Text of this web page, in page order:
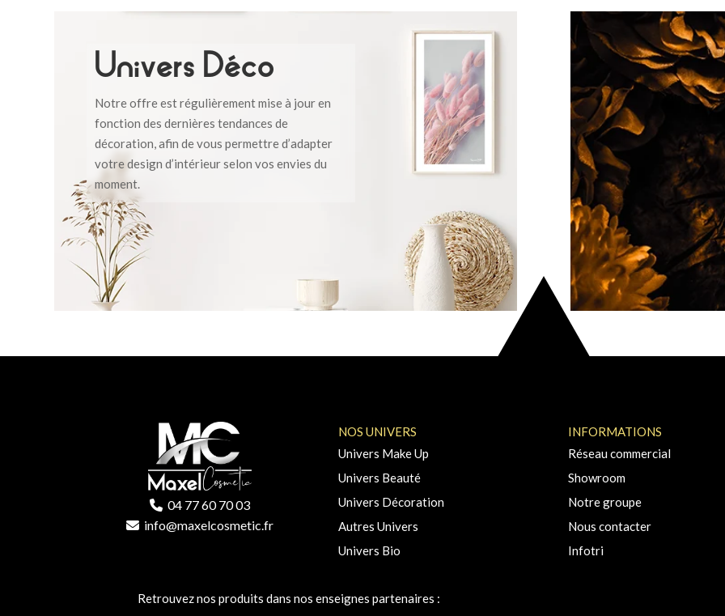
Univers Déco
Notre offre est régulièrement mise à jour en
fonction des dernières tendances de
décoration, afin de vous permettre d’adapter
votre design d’intérieur selon vos envies du
moment.
04 77 60 70 03
info@maxelcosmetic.fr
NOS UNIVERS
Univers Make Up
Univers Beauté
Univers Décoration
Autres Univers
Univers Bio
INFORMATIONS
Réseau commercial
Showroom
Notre groupe
Nous contacter
Infotri
Retrouvez nos produits dans nos enseignes partenaires :